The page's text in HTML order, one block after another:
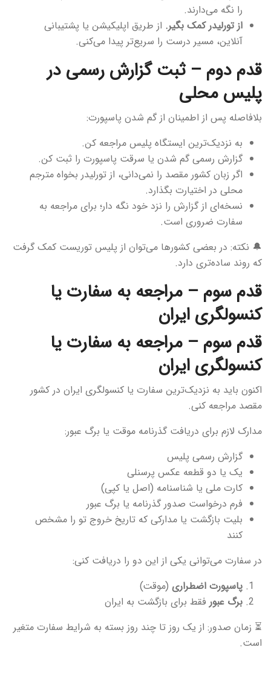
را نگه می‌دارند.
از تورلیدر کمک بگیر. از طریق اپلیکیشن یا پشتیبانی
آنلاین، مسیر درست را سریع‌تر پیدا می‌کنی.
قدم دوم – ثبت گزارش رسمی در
پلیس محلی
بلافاصله پس از اطمینان از گم شدن پاسپورت:
به نزدیک‌ترین ایستگاه پلیس مراجعه کن.
گزارش رسمی گم شدن یا سرقت پاسپورت را ثبت کن.
اگر زبان کشور مقصد را نمی‌دانی، از تورلیدر بخواه مترجم
محلی در اختیارت بگذارد.
نسخه‌ای از گزارش را نزد خود نگه دار؛ برای مراجعه به
سفارت ضروری است.
🔔 نکته: در بعضی کشورها می‌توان از پلیس توریست کمک گرفت
که روند ساده‌تری دارد.
قدم سوم – مراجعه به سفارت یا
کنسولگری ایران
قدم سوم – مراجعه به سفارت یا
کنسولگری ایران
اکنون باید به نزدیک‌ترین سفارت یا کنسولگری ایران در کشور
مقصد مراجعه کنی.
مدارک لازم برای دریافت گذرنامه موقت یا برگ عبور:
گزارش رسمی پلیس
یک یا دو قطعه عکس پرسنلی
کارت ملی یا شناسنامه (اصل یا کپی)
فرم درخواست صدور گذرنامه یا برگ عبور
بلیت بازگشت یا مدارکی که تاریخ خروج تو را مشخص
کنند
در سفارت می‌توانی یکی از این دو را دریافت کنی:
پاسپورت اضطراری (موقت)
برگ عبور فقط برای بازگشت به ایران
⏳ زمان صدور: از یک روز تا چند روز بسته به شرایط سفارت متغیر
است.